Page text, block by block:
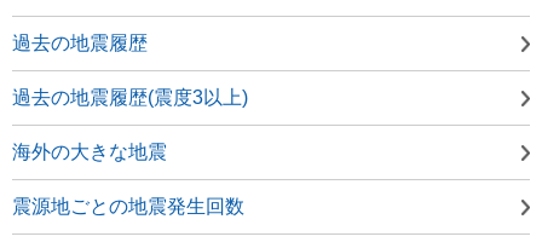
過去の地震履歴
過去の地震履歴(震度3以上)
海外の大きな地震
震源地ごとの地震発生回数